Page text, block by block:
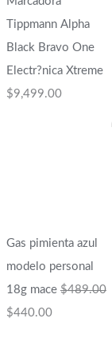
Tippmann Alpha
Black Bravo One
Electr?nica Xtreme
$9,499.00
Gas pimienta azul
modelo personal
18g mace $489.00
$440.00